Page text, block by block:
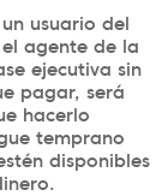
usuario del
agente de la
ejecutiva sin
pagar, será
hacerlo
temprano
disponibles